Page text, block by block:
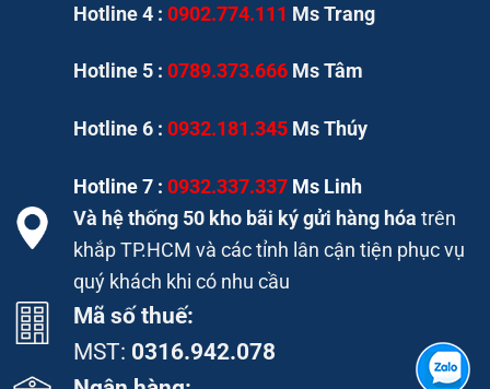
Hotline 4 :0902.774.111 Ms Trang
Hotline 5 :0789.373.666 Ms Tâm
Hotline 6 :0932.181.345 Ms Thúy
Hotline 7 : 0932.337.337 Ms Linh
Và hệ thống 50 kho bãi ký gửi hàng hóa trên
khắp TP.HCM và các tỉnh lân cận tiện phục vụ
quý khách khi có nhu cầu
Mã số thuế:
MST: 0316.942.078